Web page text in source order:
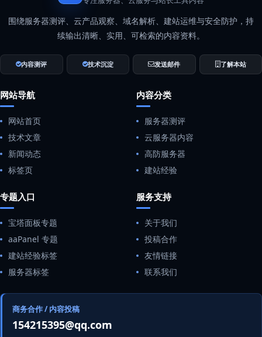
围绕服务器测评、云产品观察、域名解析、建站运维与安全防护，持
续输出清晰、实用、可检索的内容资料。
内容测评 技术沉淀 发送邮件 了解本站
网站导航
网站首页
技术文章
新闻动态
标签页
内容分类
服务器测评
云服务器内容
高防服务器
建站经验
专题入口
宝塔面板专题
aaPanel 专题
建站经验标签
服务器标签
服务支持
关于我们
投稿合作
友情链接
联系我们
商务合作 / 内容投稿
154215395@qq.com